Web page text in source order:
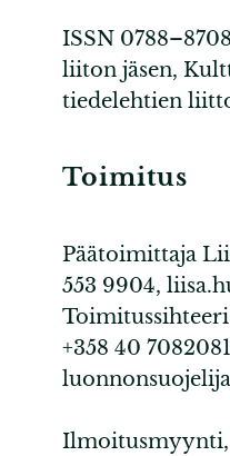
ISSN
liiton jäsen,
tiedelehtien
Toimitus
Päätoimittaja
553 9904,
+358 40
Ilmoitusmyynti,